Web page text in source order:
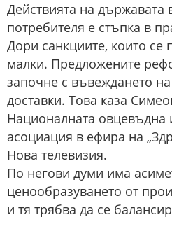
Действията на държавата
потребителя е стъпка в
Дори санкциите, които се
малки. Предложените
започне с въвеждането
доставки. Това каза
Националната овцевъдна
асоциация в ефира на
Нова телевизия.
По негови думи има
ценообразуването от
и тя трябва да се